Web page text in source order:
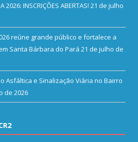
2026: INSCRIÇÕES ABERTAS! 21 de julho
reúne grande público e fortalece a
Santa Bárbara do Pará 21 de julho de
Asfáltica e Sinalização Viária no Bairro
de 2026